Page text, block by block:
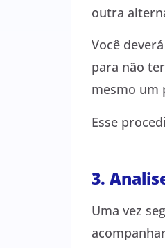
outra
Você deverá
para não
mesmo um
Esse
3.
Uma vez